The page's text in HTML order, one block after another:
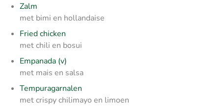
Zalm
met bimi en hollandaise
Fried chicken
met chili en bosui
Empanada (v)
met mais en salsa
Tempuragarnalen
met crispy chilimayo en limoen